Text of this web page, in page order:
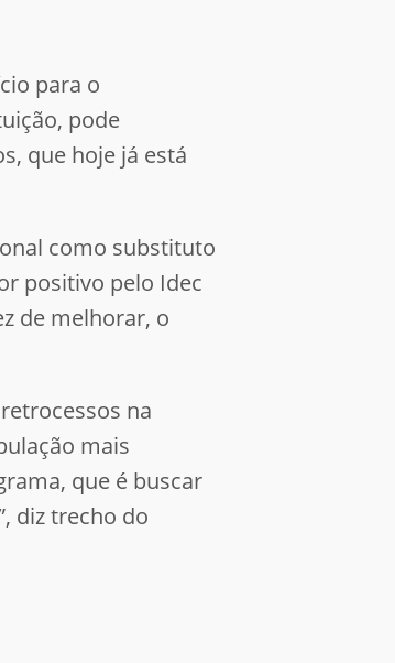
para o
pode
que hoje já está
como substituto
positivo pelo Idec
de melhorar, o
na
mais
que é buscar
diz trecho do